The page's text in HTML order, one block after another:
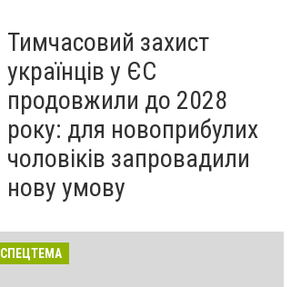
Тимчасовий захист
українців у ЄС
продовжили до 2028
року: для новоприбулих
чоловіків запровадили
нову умову
СПЕЦТЕМА